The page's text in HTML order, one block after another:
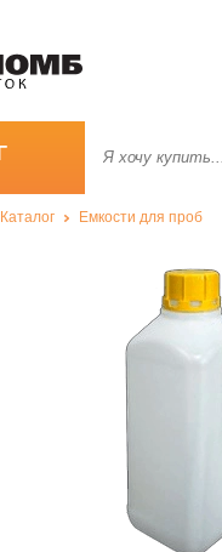
Каталог Емкости для проб